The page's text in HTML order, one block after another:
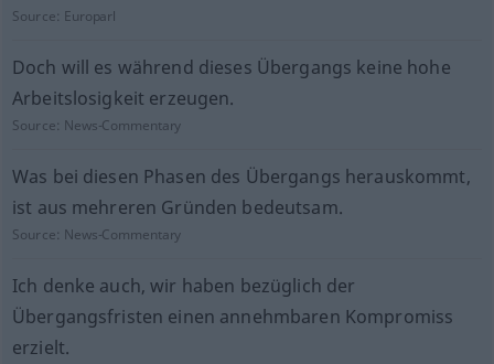
Source: Europarl
Doch will es während dieses Übergangs keine hohe
Arbeitslosigkeit erzeugen.
Source: News-Commentary
Was bei diesen Phasen des Übergangs herauskommt,
ist aus mehreren Gründen bedeutsam.
Source: News-Commentary
Ich denke auch, wir haben bezüglich der
Übergangsfristen einen annehmbaren Kompromiss
erzielt.